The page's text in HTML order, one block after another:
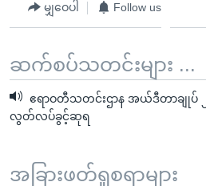
မျှဝေပါ Follow us
ဆက်စပ်သတင်းများ ...
ဧရာဝတီသတင်းဌာန အယ်ဒီတာချုပ်
လွတ်လပ်ခွင့်ဆုရ
အခြားဖတ်ရှုစရာများ